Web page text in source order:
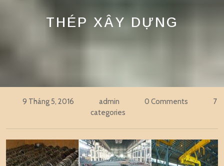
THÉP XÂY DỰNG
9 Tháng 5, 2016 admin 0 Comments
7
categories